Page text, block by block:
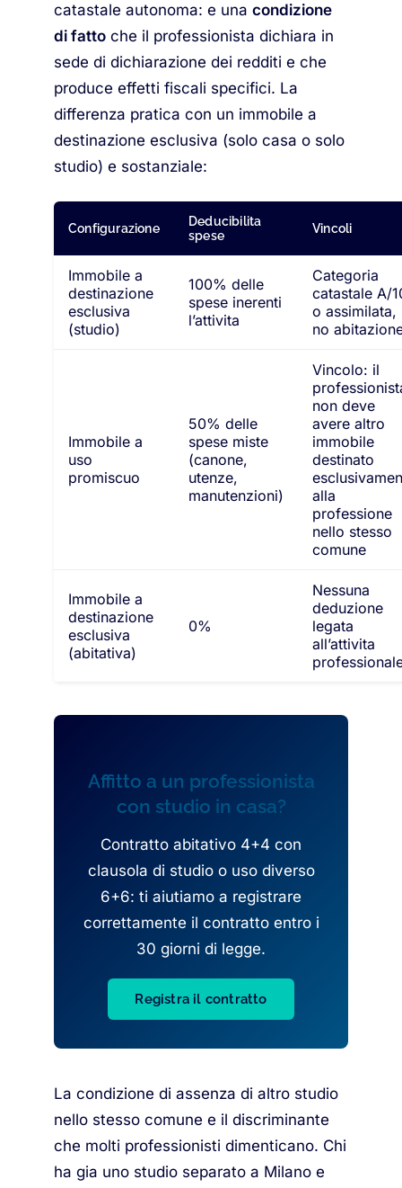
catastale autonoma: e una condizione
di fatto che il professionista dichiara in
sede di dichiarazione dei redditi e che
produce effetti fiscali specifici. La
differenza pratica con un immobile a
destinazione esclusiva (solo casa o solo
studio) e sostanziale:
Configurazione
Deducibilita
spese
Vincoli
Immobile a
destinazione
esclusiva
(studio)
100% delle
spese inerenti
l’attivita
Categoria
catastale A/
o assimilata,
no
Immobile a
uso
promiscuo
50% delle
spese miste
(canone,
utenze,
manutenzioni)
Vincolo: il
non deve
avere altro
immobile
destinato
alla
professione
nello stesso
comune
Immobile a
destinazione
esclusiva
(abitativa)
0%
Nessuna
deduzione
legata
all’attivita
Affitto a un professionista
con studio in casa?
Contratto abitativo 4+4 con
clausola di studio o uso diverso
6+6: ti aiutiamo a registrare
correttamente il contratto entro i
30 giorni di legge.
Registra il contratto
La condizione di assenza di altro studio
nello stesso comune e il discriminante
che molti professionisti dimenticano. Chi
ha gia uno studio separato a Milano e